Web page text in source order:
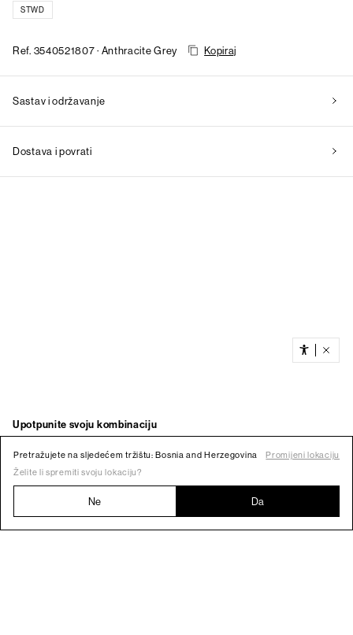
Pretražujete na sljedećem tržištu: Bosnia and Herzegovina
Promijeni lokaciju
Želite li spremiti svoju lokaciju?
Ne Da